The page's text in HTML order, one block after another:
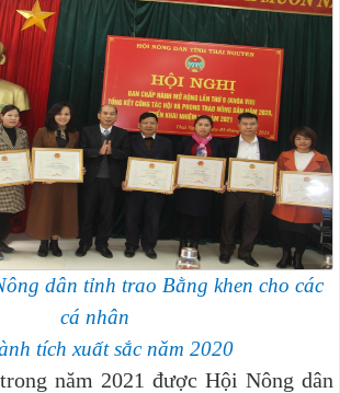
dân tỉnh trao Bằng khen cho các
cá nhân
tích xuất sắc năm 2020
năm 2021 được Hội Nông dân